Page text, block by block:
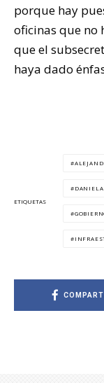
porque hay
oficinas que no
que el
haya dado
ETIQUETAS